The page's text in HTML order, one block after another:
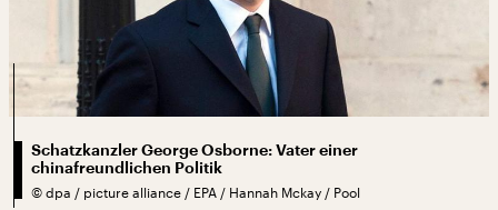
Schatzkanzler George Osborne: Vater einer
chinafreundlichen Politik
© dpa / picture alliance / EPA / Hannah Mckay / Pool